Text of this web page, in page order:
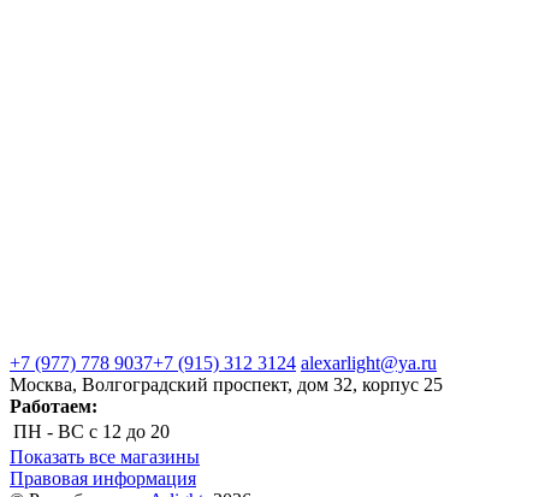
+7 (977) 778 9037+7 (915) 312 3124 alexarlight@ya.ru
Москва, Волгоградский проспект, дом 32, корпус 25
Работаем:
ПН - ВС с 12 до 20
Показать все магазины
Правовая информация